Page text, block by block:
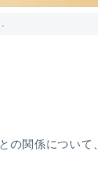
の関係について